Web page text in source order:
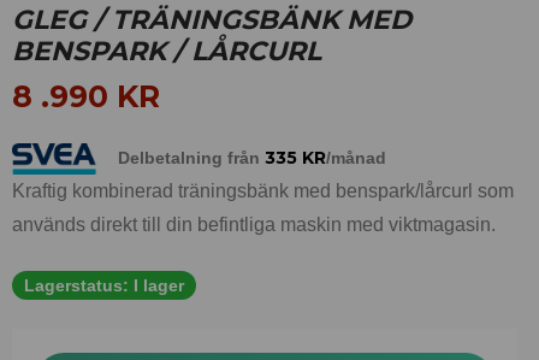
GLEG / TRÄNINGSBÄNK MED
BENSPARK / LÅRCURL
8 .990 KR
Delbetalning från 335 KR/månad
Kraftig kombinerad träningsbänk med benspark/lårcurl som
används direkt till din befintliga maskin med viktmagasin.
Lagerstatus: I lager